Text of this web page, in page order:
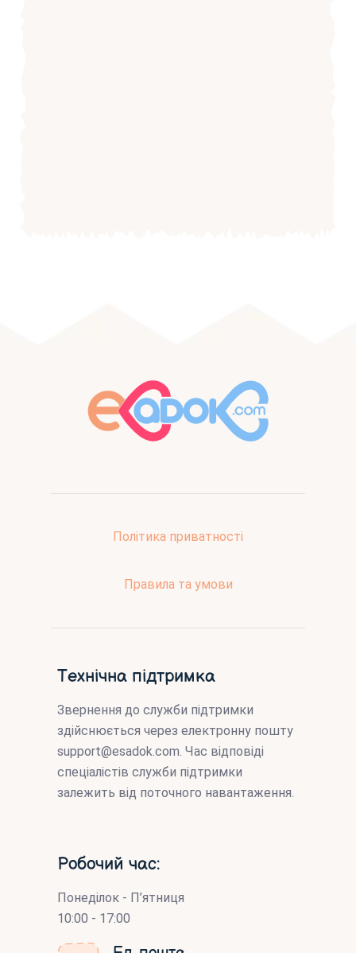
Політика приватності
Правила та умови
Технічна підтримка
Звернення до служби підтримки
здійснюється через електронну пошту
support@esadok.com. Час відповіді
спеціалістів служби підтримки
залежить від поточного навантаження.
Робочий час:
Понеділок - П’ятниця
10:00 - 17:00